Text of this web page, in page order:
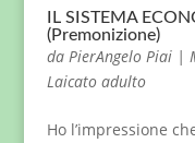
IL SISTEMA
(Premonizione)
da PierAngelo Piai|
Laicato adulto
Ho l’impressione